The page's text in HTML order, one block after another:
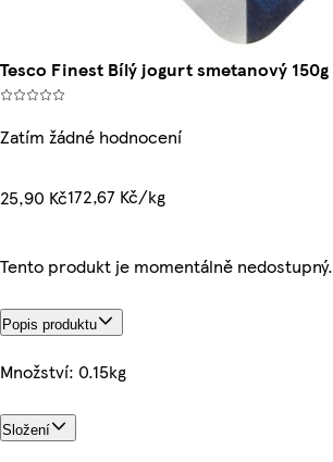
Tesco Finest Bílý jogurt smetanový 150g
Zatím žádné hodnocení
25,90 Kč172,67 Kč/kg
Tento produkt je momentálně nedostupný.
Popis produktu
Množství: 0.15kg
Složení